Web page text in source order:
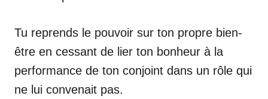
Tu reprends le pouvoir sur ton propre bien-
être en cessant de lier ton bonheur à la
performance de ton conjoint dans un rôle qui
ne lui convenait pas.